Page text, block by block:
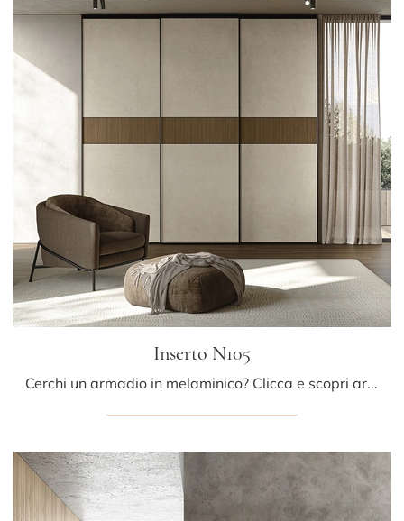
Inserto N105
Cerchi un armadio in melaminico? Clicca e scopri armadiature a muro con ante scorrevoli di Colombini Casa.